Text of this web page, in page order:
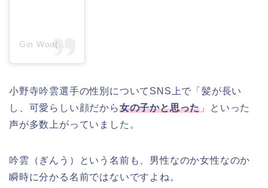
Gin Woo(@ginwoo.jp)がシェアした投稿
小野寺吟雲選手の性別についてSNS上で「髪が長い
し、可愛らしい顔だから女の子かと思った 」といった
声が多数上がっていました。
吟雲（ぎんう）という名前も、男性なのか女性なのか
瞬時に分かる名前ではないですよね。